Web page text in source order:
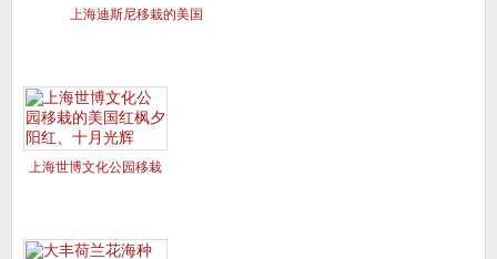
上海迪斯尼移栽的美国
上海世博文化公园移栽